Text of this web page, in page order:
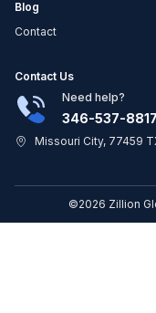
Blog
Contact
Contact Us
Need help?
346-537-8817
Missouri City, 77459
©2026 Zillion